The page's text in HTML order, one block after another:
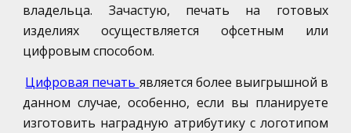
владельца. Зачастую, печать на готовых
изделиях осуществляется офсетным или
цифровым способом.
Цифровая печать является более выигрышной в
данном случае, особенно, если вы планируете
изготовить наградную атрибутику с логотипом